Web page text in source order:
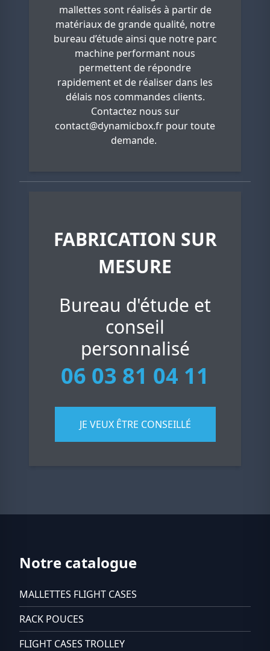
mallettes sont réalisés à partir de
matériaux de grande qualité, notre
bureau d’étude ainsi que notre parc
machine performant nous
permettent de répondre
rapidement et de réaliser dans les
délais nos commandes clients.
Contactez nous sur
contact@dynamicbox.fr pour toute
demande.
FABRICATION SUR
MESURE
Bureau d'étude et
conseil
personnalisé
06 03 81 04 11
JE VEUX ÊTRE CONSEILLÉ
Notre catalogue
MALLETTES FLIGHT CASES
RACK POUCES
FLIGHT CASES TROLLEY